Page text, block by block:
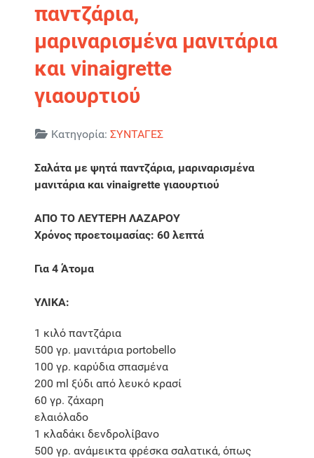
παντζάρια,
μαριναρισμένα μανιτάρια
και vinaigrette
γιαουρτιού
Λεπτομέρειες
Κατηγορία: ΣΥΝΤΑΓΕΣ
Σαλάτα με ψητά παντζάρια, μαριναρισμένα
μανιτάρια και vinaigrette γιαουρτιού
ΑΠΟ ΤΟ ΛΕΥΤΕΡΗ ΛΑΖΑΡΟΥ
Χρόνος προετοιμασίας: 60 λεπτά
Για 4 Άτομα
ΥΛΙΚΑ:
1 κιλό παντζάρια
500 γρ. μανιτάρια portobello
100 γρ. καρύδια σπασμένα
200 ml ξύδι από λευκό κρασί
60 γρ. ζάχαρη
ελαιόλαδο
1 κλαδάκι δενδρολίβανο
500 γρ. ανάμεικτα φρέσκα σαλατικά, όπως